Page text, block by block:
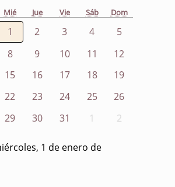
Mié Jue Vie Sáb Dom
1 2 3 4
5
8 9 10 11
12
15 16 17 18
19
22 23 24 25
26
29 30 31 1 2
1 de enero de